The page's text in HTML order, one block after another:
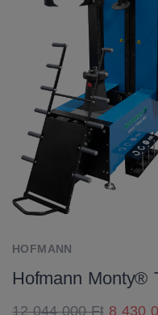
HOFMANN
Hofmann Monty®
12 044 000 Ft 8 430